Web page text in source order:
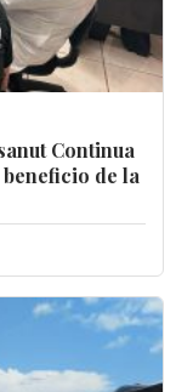
Continua
de la